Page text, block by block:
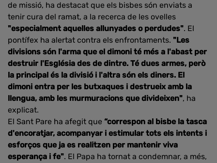
de missió, ha destacat que els bisbes són enviats a
tenir cura del ramat, a la recerca de les ovelles
"especialment aquelles allunyades o perdudes". El
pontífex ha alertat contra els enfrontaments. "Les
divisions són l'arma que el dimoni té més a l'abast per
destruir l'Església des de dintre. Té dues armes, però
la principal és la divisió i l'altra són els diners. El
dimoni entra per les butxaques i destrueix amb la
llengua, amb les murmuracions que divideixen", ha
explicat.
El Sant Pare ha afegit que “correspon al bisbe la tasca
d'encoratjar, acompanyar i estimular tots els intents i
esforços que ja es realitzen per mantenir viva
esperança i fe". El Papa ha tornat a condemnar, a més,